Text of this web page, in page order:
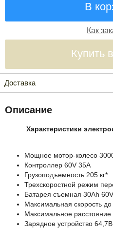
Как
Купить
Доставка
Описание
Характеристики
Мощное мотор-колесо
Контроллер 60V 35A
Грузоподъемность 205 кг*
Трехскоростной режим
Батарея съемная 30Аh
Максимальная скорость
Максимальное
Зарядное устройство